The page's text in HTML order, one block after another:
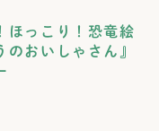
ほっこり！恐竜絵
のおいしゃさん』